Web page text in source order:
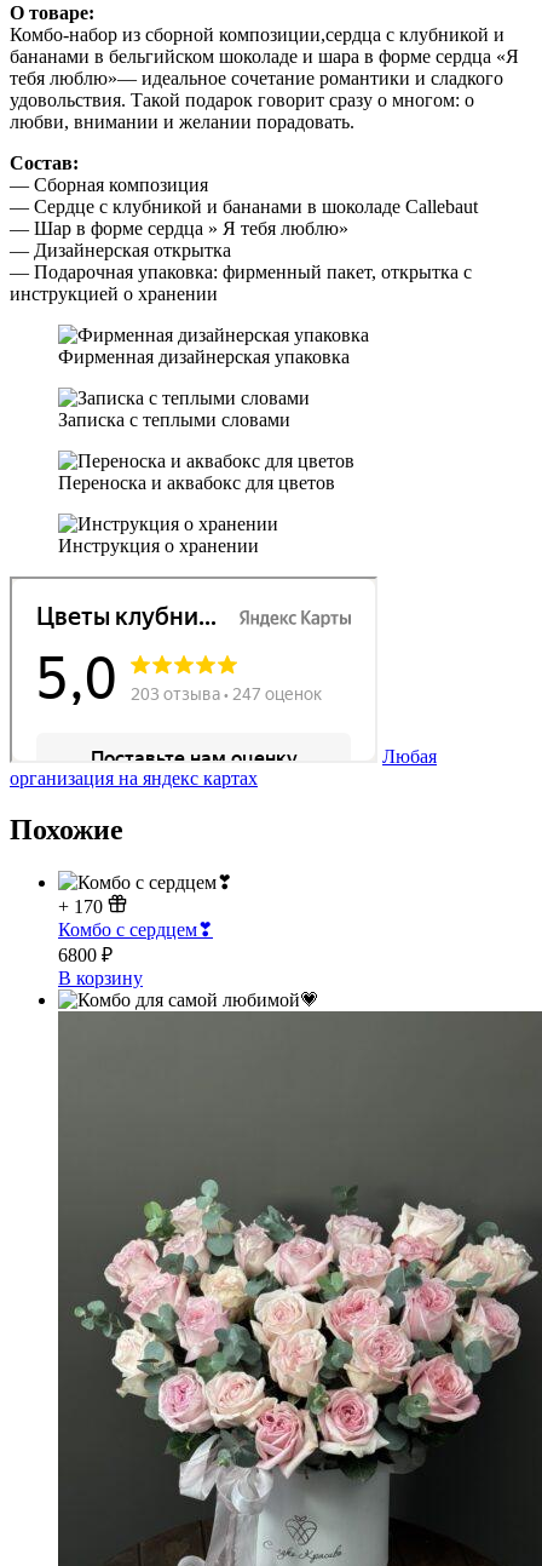
О товаре:
Комбо-набор из сборной композиции,сердца с клубникой и
бананами в бельгийском шоколаде и шара в форме сердца «Я
тебя люблю»— идеальное сочетание романтики и сладкого
удовольствия. Такой подарок говорит сразу о многом: о
любви, внимании и желании порадовать.
Состав:
— Сборная композиция
— Сердце с клубникой и бананами в шоколаде Callebaut
— Шар в форме сердца » Я тебя люблю»
— Дизайнерская открытка
— Подарочная упаковка: фирменный пакет, открытка с
инструкцией о хранении
Фирменная дизайнерская упаковка
Записка с теплыми словами
Переноска и аквабокс для цветов
Инструкция о хранении
Любая
организация на яндекс картах
Похожие
+ 170
Комбо с сердцем❣
6800 ₽
В корзину